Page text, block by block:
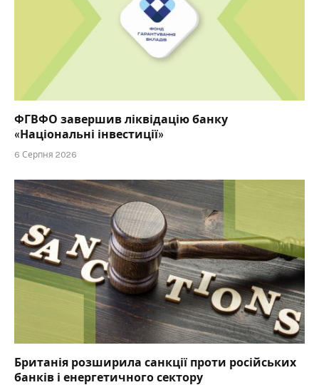
ФГВФО завершив ліквідацію банку
«Національні інвестиції»
6 Серпня 2026
Британія розширила санкції проти російських
банків і енергетичного сектору